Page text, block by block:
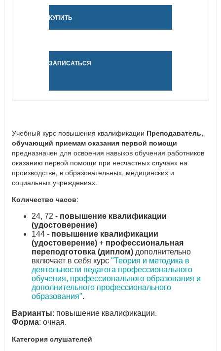
КУПИТЬ
ЗАПИСАТЬСЯ
Учебный курс повышения квалификации Преподаватель,
обучающий приемам оказания первой помощи
предназначен для освоения навыков обучения работников
оказанию первой помощи при несчастных случаях на
производстве, в образовательных, медицинских и
социальных учреждениях.
Количество часов:
24, 72 - повышение квалификации
(удостоверение)
144 - повышение квалификации
(удостоверение) + профессиональная
переподготовка (диплом) дополнительно
включает в себя курс "Теория и методика в
деятельности педагога профессионального
обучения, профессионального образования и
дополнительного профессионального
образования".
Варианты: повышение квалификации.
Форма: очная.
Категория слушателей